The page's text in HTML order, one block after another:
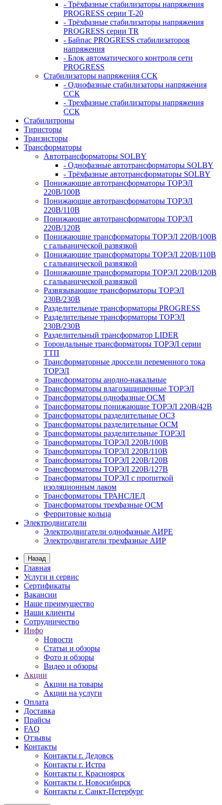
- Трёхфазные стабилизаторы напряжения
PROGRESS серии T-20
- Трёхфазные стабилизаторы напряжения
PROGRESS серии TR
- Байпас PROGRESS стабилизаторов
напряжения
- Блок автоматического контроля сети
PROGRESS
Стабилизаторы напряжения ССК
- Однофазные стабилизаторы напряжения
ССК
- Трехфазные стабилизаторы напряжения
ССК
Стабилитроны
Тиристоры
Транзисторы
Трансформаторы
Автотрансформаторы SOLBY
- Однофазные автотрансформаторы SOLBY
- Трёхфазные автотрансформаторы SOLBY
Понижающие автотрансформаторы ТОРЭЛ
220В/100В
Понижающие автотрансформаторы ТОРЭЛ
220В/110В
Понижающие автотрансформаторы ТОРЭЛ
220В/120В
Понижающие трансформаторы ТОРЭЛ 220В/100В
с гальванической развязкой
Понижающие трансформаторы ТОРЭЛ 220В/110В
с гальванической развязкой
Понижающие трансформаторы ТОРЭЛ 220В/120В
с гальванической развязкой
Развязывающие трансформаторы ТОРЭЛ
230В/230В
Разделительные трансформаторы PROGRESS
Разделительные трансформаторы ТОРЭЛ
230В/230В
Разделительный трансформатор LIDER
Тороидальные трансформаторы ТОРЭЛ серии
ТТП
Трансформаторные дроссели переменного тока
ТОРЭЛ
Трансформаторы анодно-накальные
Трансформаторы влагозащищенные ТОРЭЛ
Трансформаторы однофазные ОСМ
Трансформаторы понижающие ТОРЭЛ 220В/42В
Трансформаторы разделительные ОСЗ
Трансформаторы разделительные ОСМ
Трансформаторы разделительные ТОРЭЛ
Трансформаторы ТОРЭЛ 220В/100В
Трансформаторы ТОРЭЛ 220В/110В
Трансформаторы ТОРЭЛ 220В/120В
Трансформаторы ТОРЭЛ 220В/127В
Трансформаторы ТОРЭЛ с пропиткой
изоляционным лаком
Трансформаторы ТРАНСЛЕД
Трансформаторы трехфазные ОСМ
Ферритовые кольца
Электродвигатели
Электродвигатели однофазные АИРЕ
Электродвигатели трехфазные АИР
Назад
Главная
Услуги и сервис
Сертификаты
Вакансии
Наше преимущество
Наши клиенты
Сотрудничество
Инфо
Новости
Статьи и обзоры
Фото и обзоры
Видео и обзоры
Акции
Акции на товары
Акции на услуги
Оплата
Доставка
Прайсы
FAQ
Отзывы
Контакты
Контакты г. Дедовск
Контакты г. Истра
Контакты г. Красноярск
Контакты г. Новосибирск
Контакты г. Санкт-Петербург